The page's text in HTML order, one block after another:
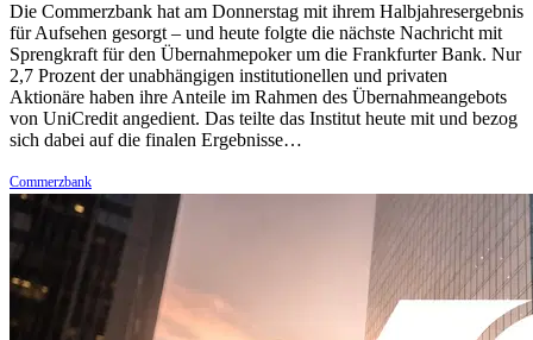
Die Commerzbank hat am Donnerstag mit ihrem Halbjahresergebnis
für Aufsehen gesorgt – und heute folgte die nächste Nachricht mit
Sprengkraft für den Übernahmepoker um die Frankfurter Bank. Nur
2,7 Prozent der unabhängigen institutionellen und privaten
Aktionäre haben ihre Anteile im Rahmen des Übernahmeangebots
von UniCredit angedient. Das teilte das Institut heute mit und bezog
sich dabei auf die finalen Ergebnisse…
Commerzbank